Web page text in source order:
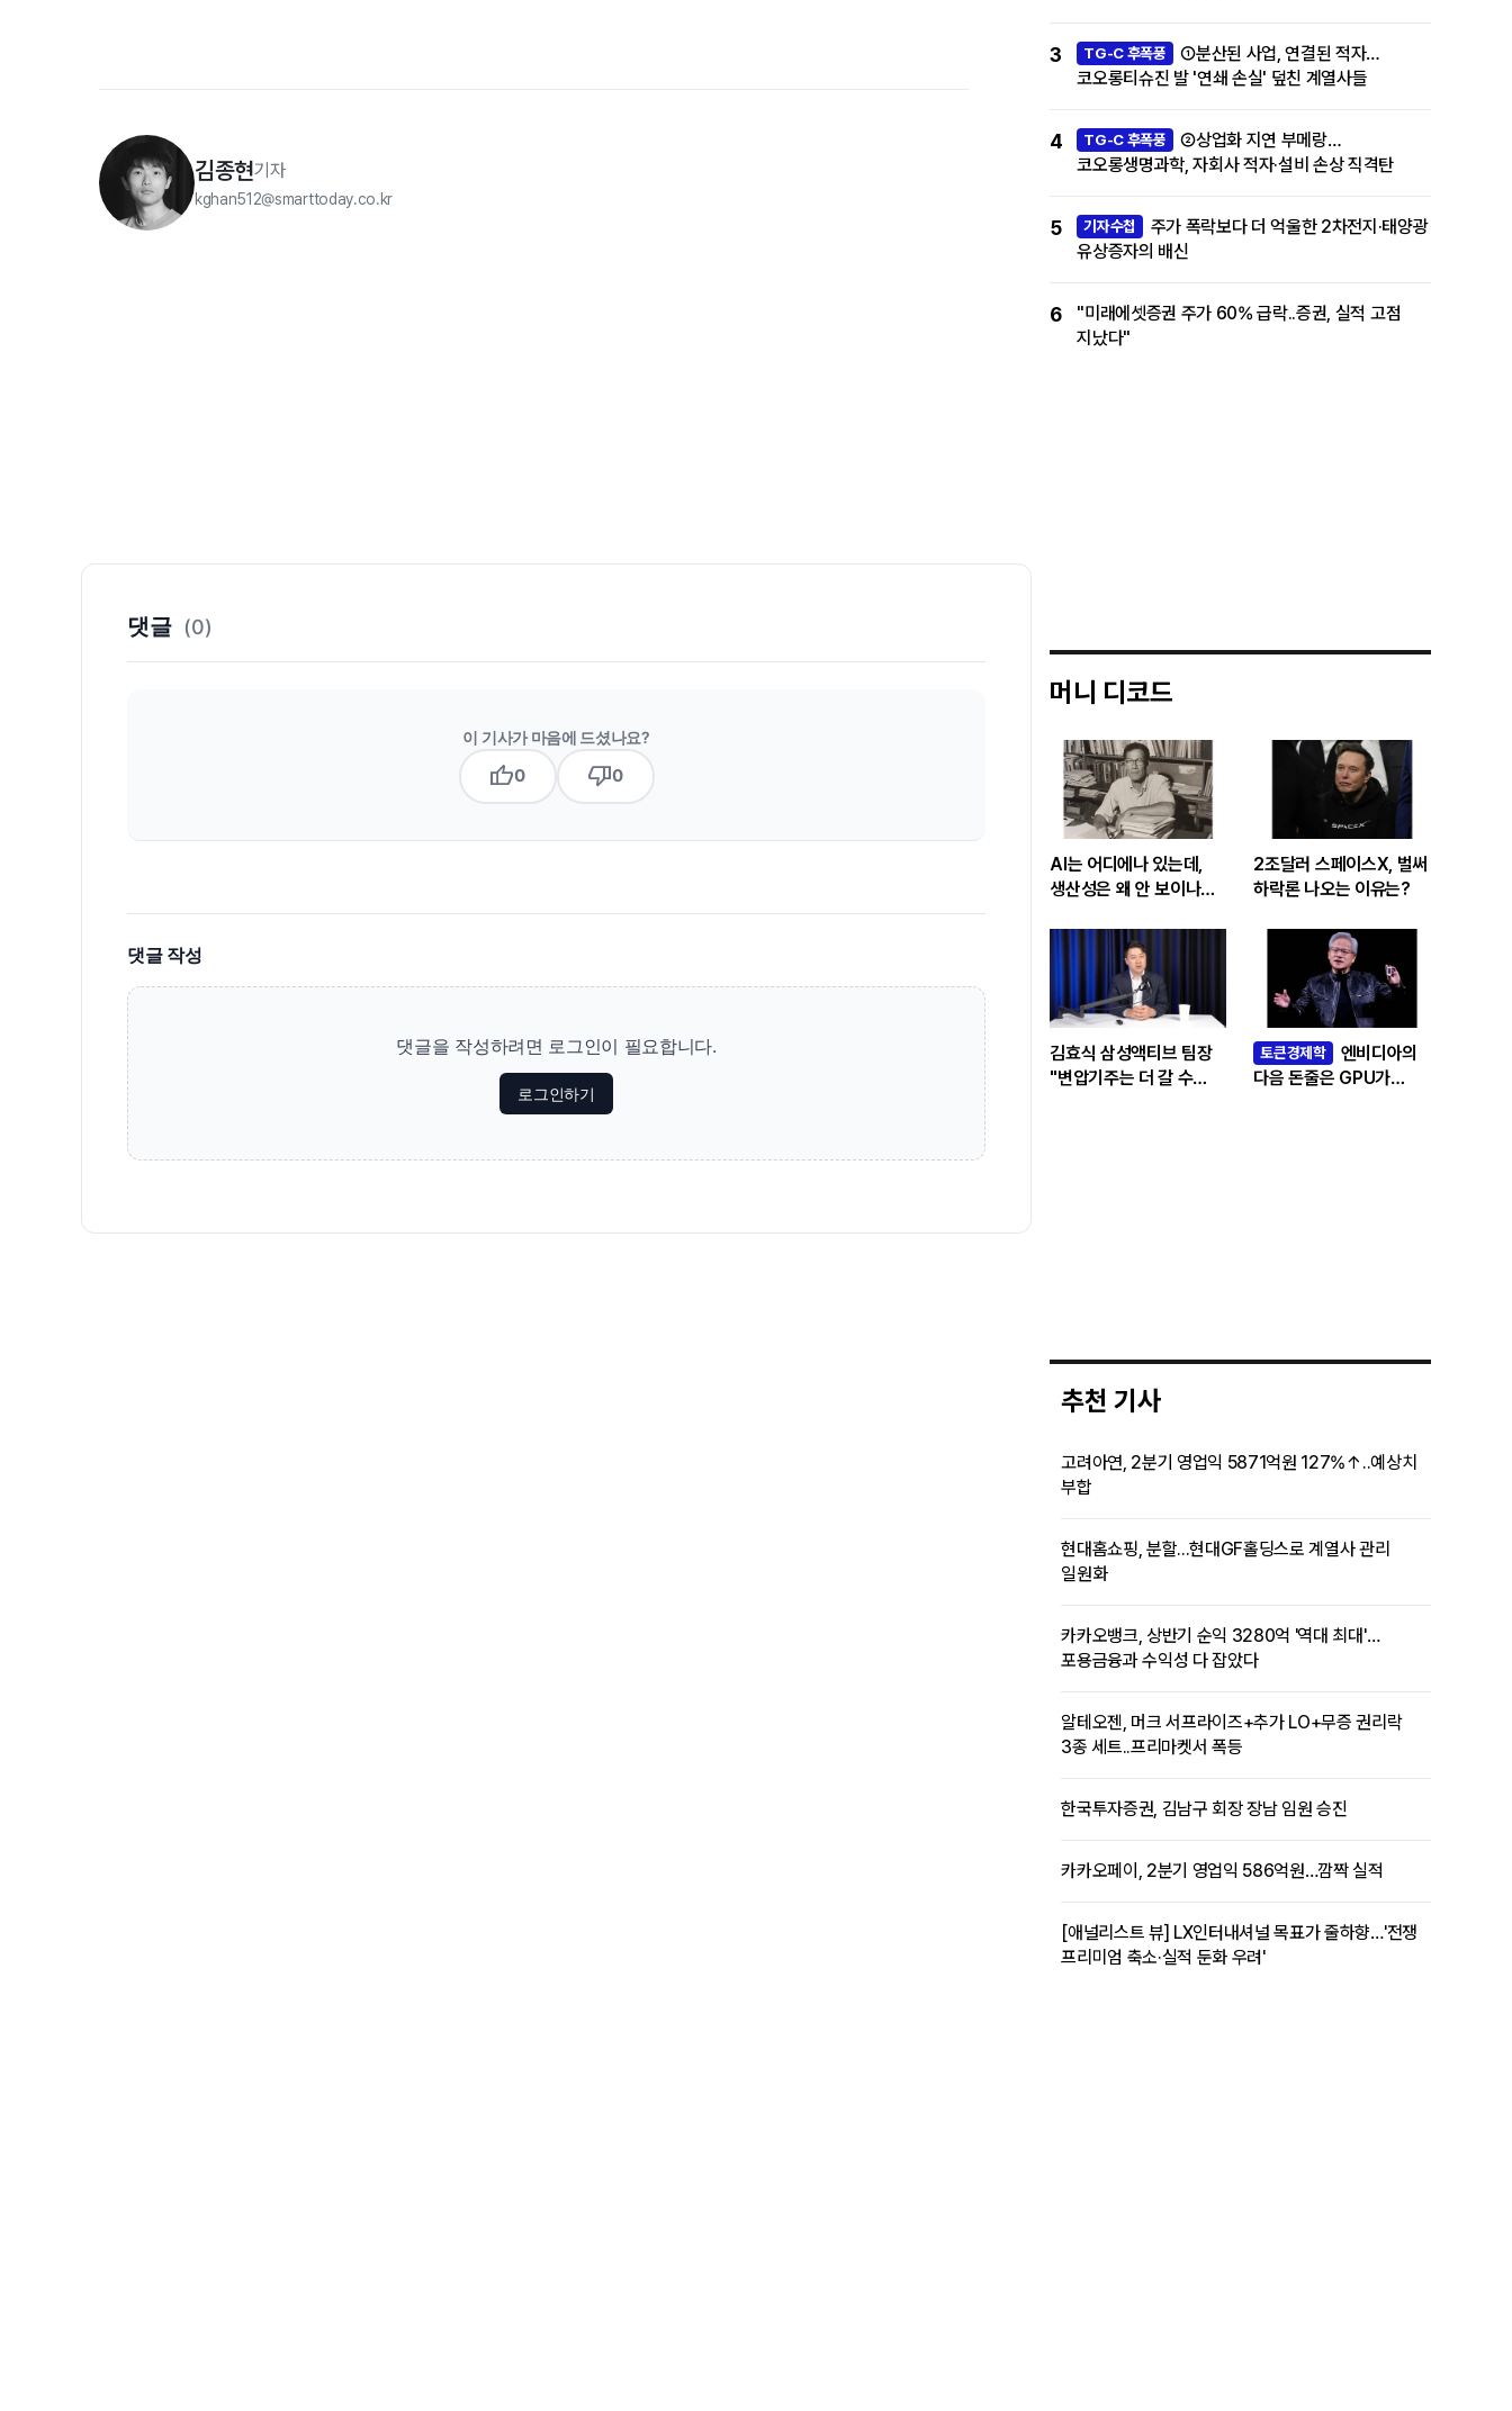
김종현기자
kghan512@smarttoday.co.kr
3 TG-C 후폭풍
①분산된 사업, 연결된 적자…
코오롱티슈진 발 '연쇄 손실' 덮친 계열사들
4 TG-C 후폭풍
②상업화 지연 부메랑…
코오롱생명과학, 자회사 적자·설비 손상 직격탄
5 기자수첩
주가 폭락보다 더 억울한 2차전지·태양광
유상증자의 배신
6
"미래에셋증권 주가 60% 급락..증권, 실적 고점
지났다"
머니 디코드
AI는 어디에나 있는데,
생산성은 왜 안 보이나…
‘솔로우 패러독스’
2조달러 스페이스X, 벌써
하락론 나오는 이유는?
김효식 삼성액티브 팀장
"변압기주는 더 갈 수
토큰경제학
엔비디아의
다음 돈줄은 GPU가
댓글 (0)
이 기사가 마음에 드셨나요?
thumb_up0 thumb_down0
댓글 작성
댓글을 작성하려면 로그인이 필요합니다.
로그인하기
추천 기사
고려아연, 2분기 영업익 5871억원 127%↑..예상치
부합
현대홈쇼핑, 분할...현대GF홀딩스로 계열사 관리
일원화
카카오뱅크, 상반기 순익 3280억 '역대 최대'…
포용금융과 수익성 다 잡았다
알테오젠, 머크 서프라이즈+추가 LO+무증 권리락
3종 세트..프리마켓서 폭등
한국투자증권, 김남구 회장 장남 임원 승진
카카오페이, 2분기 영업익 586억원…깜짝 실적
[애널리스트 뷰] LX인터내셔널 목표가 줄하향…'전쟁
프리미엄 축소·실적 둔화 우려'